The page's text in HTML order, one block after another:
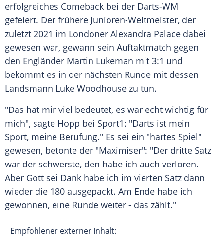
erfolgreiches Comeback bei der Darts-WM
gefeiert. Der frühere Junioren-Weltmeister, der
zuletzt 2021 im Londoner Alexandra Palace dabei
gewesen war, gewann sein Auftaktmatch gegen
den Engländer Martin Lukeman mit 3:1 und
bekommt es in der nächsten Runde mit dessen
Landsmann Luke Woodhouse zu tun.
"Das hat mir viel bedeutet, es war echt wichtig für
mich", sagte Hopp bei Sport1: "Darts ist mein
Sport, meine Berufung." Es sei ein "hartes Spiel"
gewesen, betonte der "Maximiser": "Der dritte Satz
war der schwerste, den habe ich auch verloren.
Aber Gott sei Dank habe ich im vierten Satz dann
wieder die 180 ausgepackt. Am Ende habe ich
gewonnen, eine Runde weiter - das zählt."
Empfohlener externer Inhalt: